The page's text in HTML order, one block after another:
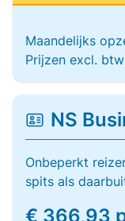
Maandelijks
Prijzen excl. btw
NS
Onbeperkt
spits als
€ 366,93